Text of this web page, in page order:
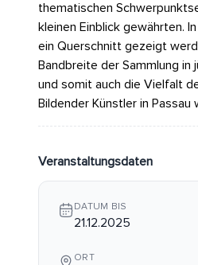
thematischen
kleinen Einblick gewährten.
ein Querschnitt gezeigt
Bandbreite der Sammlung
und somit auch die Vielfalt
Bildender Künstler in Passau
Veranstaltungsdaten
DATUM BIS
21.12.2025
ORT